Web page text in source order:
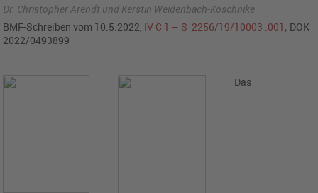
Dr. Christopher Arendt und Kerstin Weidenbach-Koschnike
BMF-Schreiben vom 10.5.2022, IV C 1 – S 2256/19/10003 :001 ; DOK
2022/0493899
Das